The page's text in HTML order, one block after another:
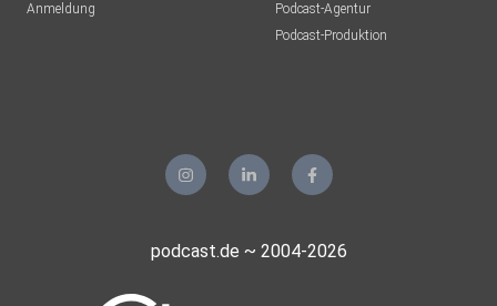
Anmeldung
Podcast-Agentur
Podcast-Produktion
podcast.de ~ 2004-2026